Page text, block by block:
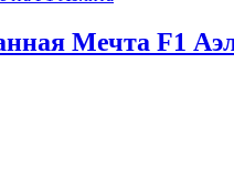
Мечта F1